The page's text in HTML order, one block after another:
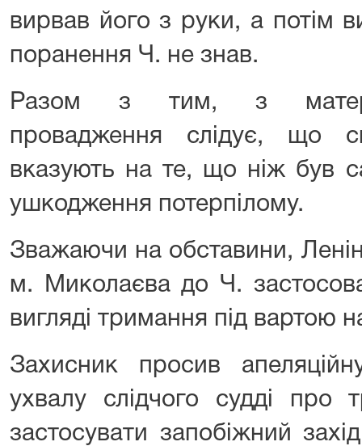
вирвав його з руки, а потім
поранення Ч. не знав.
Разом з тим, з
провадження слідує, що
вказують на те, що ніж був
ушкодження потерпілому.
Зважаючи на обставини,
м. Миколаєва до Ч.
вигляді тримання під вартою
Захисник просив
ухвалу слідчого судді про
застосувати запобіжний